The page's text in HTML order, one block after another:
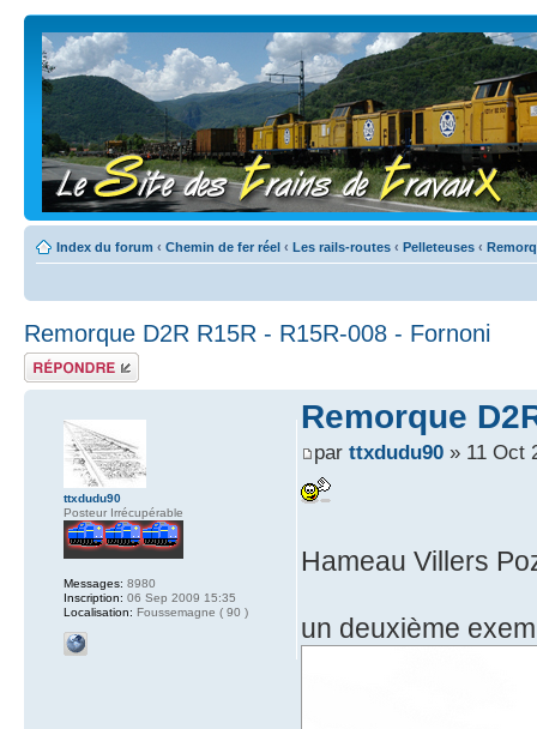
Index du forum ‹ Chemin de fer réel ‹ Les rails-routes ‹ Pelleteuses ‹
Remorque D2R R15R - R15R-008 - Fornoni
Répondre
Remorque
par ttxdudu90» 11 Oct
Hameau Villers
un deuxième
ttxdudu90
Posteur Irrécupérable
Messages: 8980
Inscription: 06 Sep 2009 15:35
Localisation: Foussemagne ( 90 )